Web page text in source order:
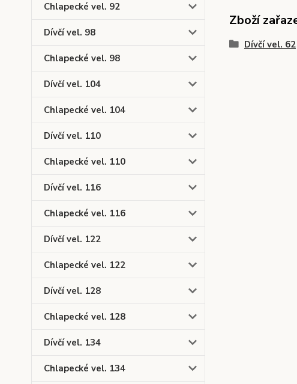
Chlapecké vel. 92
Dívčí vel. 98
Chlapecké vel. 98
Dívčí vel. 104
Chlapecké vel. 104
Dívčí vel. 110
Chlapecké vel. 110
Dívčí vel. 116
Chlapecké vel. 116
Dívčí vel. 122
Chlapecké vel. 122
Dívčí vel. 128
Chlapecké vel. 128
Dívčí vel. 134
Chlapecké vel. 134
Zboží
Dívčí vel. 62